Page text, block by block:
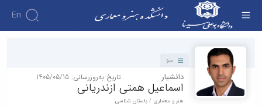
En
منو
دانشیار تاریخ به‌روزرسانی: 1405/05/15
اسماعیل همتی ازندریانی
هنر و معماری / باستان شناسی